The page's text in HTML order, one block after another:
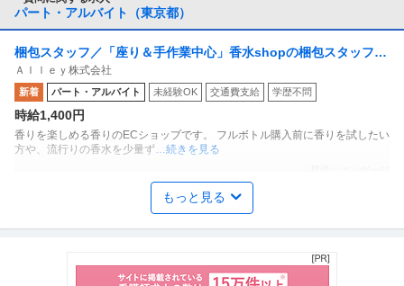
パート・アルバイト（東京都）
梱包スタッフ／「座り＆手作業中心」香水shopの梱包スタッフ
副業OK 週1日からOK 1日1時間からOK
Ａｌｌｅｙ株式会社
新着 パート・アルバイト 未経験OK 交通費支給 学歴不問
時給1,400円
香りを楽しめる香りのECショップです。 フルボトル購入前に香りを試したい
方や、流行りの香水を少量ず…続きを見る
株式会社キョードーファクトリー
もっと見る